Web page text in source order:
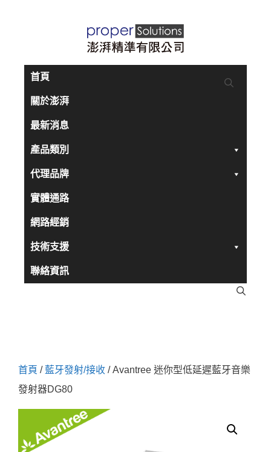
首頁
關於澎湃
最新消息
產品類別
代理品牌
實體通路
網路經銷
技術支援
聯絡資訊
首頁 / 藍牙發射/接收 / Avantree 迷你型低延遲藍牙音樂
發射器DG80